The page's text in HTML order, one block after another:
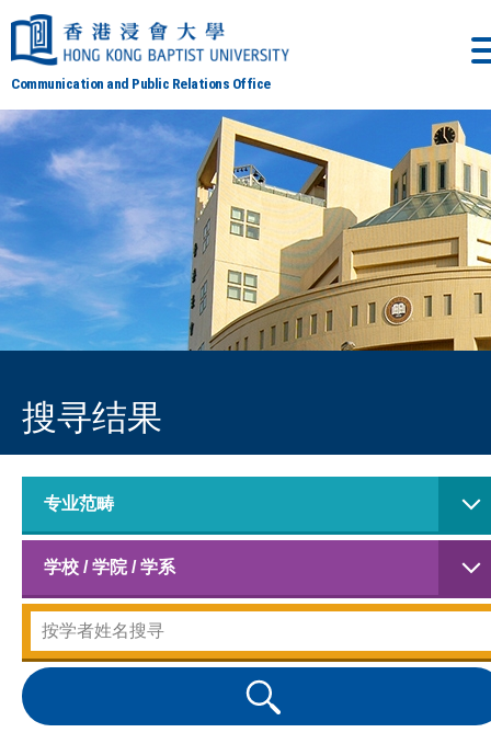
Communication and Public Relations Office
搜寻结果
专业范畴
学校 / 学院 / 学系